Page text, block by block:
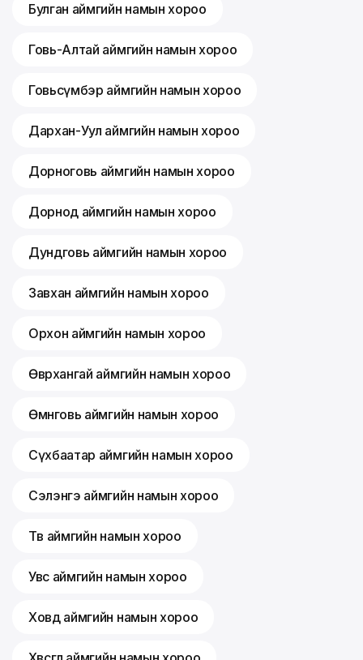
Булган аймгийн намын хороо
Говь-Алтай аймгийн намын хороо
Говьсүмбэр аймгийн намын хороо
Дархан-Уул аймгийн намын хороо
Дорноговь аймгийн намын хороо
Дорнод аймгийн намын хороо
Дундговь аймгийн намын хороо
Завхан аймгийн намын хороо
Орхон аймгийн намын хороо
Өвөрхангай аймгийн намын хороо
Өмнөговь аймгийн намын хороо
Сүхбаатар аймгийн намын хороо
Сэлэнгэ аймгийн намын хороо
Төв аймгийн намын хороо
Увс аймгийн намын хороо
Ховд аймгийн намын хороо